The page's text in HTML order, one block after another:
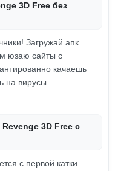
3D Free без
Загружай апк
юзаю сайты с
качаешь
на вирусы.
3D Free с
с первой катки.